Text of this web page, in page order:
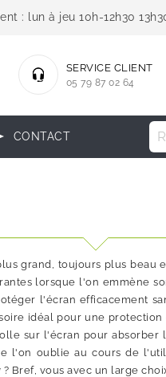
: lun à jeu 10h-12h30
SERVICE CLIENT
05 79 87 02 64
CONTACT
grand, toujours plus beau
lorsque l'on emmène
l'écran efficacement
idéal pour une
sur l'écran pour absorber
l'on oublie au cours de
Bref, vous avec un large